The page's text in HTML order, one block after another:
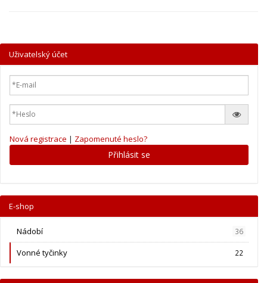
Uživatelský účet
Nová registrace | Zapomenuté heslo?
Přihlásit se
E-shop
Nádobí 36
Vonné tyčinky 22